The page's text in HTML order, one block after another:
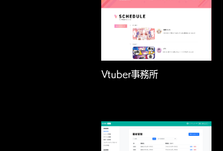
Vtuber事務所